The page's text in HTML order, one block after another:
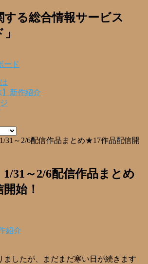
する総合情報サービス
ード
】新作紹介
1/31～2/6配信作品まとめ★17作品配信開
1/31～2/6配信作品まとめ
始！
紹介
ましたが、まだまだ寒い日が続きます